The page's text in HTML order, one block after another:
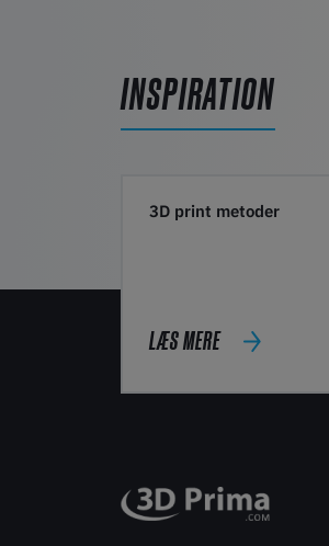
INSPIRATION
3D print metoder
LÆS MERE